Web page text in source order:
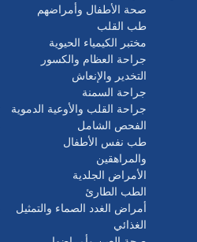
صحة الأطفال وأمراضهم
طب القلب
مختبر الكيمياء الحيوية
جراحة العظام والكسور
التخدير والإنعاش
جراحة السمنة
جراحة القلب والأوعية الدموية
الفحص الشامل
طب نفس الأطفال
والمراهقين
الأمراض الجلدية
الطب الطارئ
أمراض الغدد الصماء والتمثيل
الغذائي